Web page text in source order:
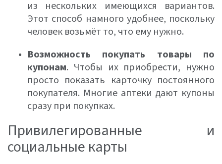
из нескольких имеющихся вариантов.
Этот способ намного удобнее, поскольку
человек возьмёт то, что ему нужно.
Возможность покупать товары по
купонам. Чтобы их приобрести, нужно
просто показать карточку постоянного
покупателя. Многие аптеки дают купоны
сразу при покупках.
Привилегированные и
социальные карты